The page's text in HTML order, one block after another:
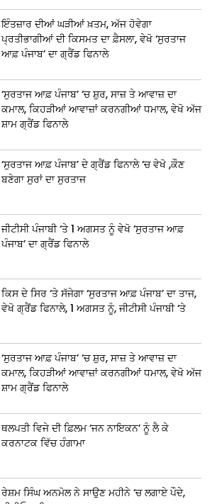
ਇੰਤਜ਼ਾਰ ਦੀਆਂ ਘੜੀਆਂ ਖ਼ਤਮ, ਅੱਜ ਹੋਵੇਗਾ
ਪ੍ਰਤੀਭਾਗੀਆਂ ਦੀ ਕਿਸਮਤ ਦਾ ਫ਼ੈਸਲਾ, ਵੇਖੋ ‘ਸੁਰਤਾਜ
ਆਫ਼ ਪੰਜਾਬ’ ਦਾ ਗ੍ਰੈਂਡ ਫਿਨਾਲੇ
‘ਸੁਰਤਾਜ ਆਫ਼ ਪੰਜਾਬ’ ‘ਚ ਸ਼ੁਰ, ਸਾਜ਼ ਤੇ ਆਵਾਜ਼ ਦਾ
ਕਮਾਲ, ਕਿਹੜੀਆਂ ਆਵਾਜ਼ਾਂ ਕਰਨਗੀਆਂ ਧਮਾਲ, ਵੇਖੋ ਅੱਜ
ਸ਼ਾਮ ਗ੍ਰੈਂਡ ਫਿਨਾਲੇ
‘ਸੁਰਤਾਜ ਆਫ਼ ਪੰਜਾਬ’ ਦੇ ਗ੍ਰੈਂਡ ਫਿਨਾਲੇ ‘ਚ ਵੇਖੋ ,ਕੌਣ
ਬਣੇਗਾ ਸੁਰਾਂ ਦਾ ਸੁਰਤਾਜ
ਜੀਟੀਸੀ ਪੰਜਾਬੀ ‘ਤੇ 1 ਅਗਸਤ ਨੂੰ ਵੇਖੋ ‘ਸੁਰਤਾਜ ਆਫ਼
ਪੰਜਾਬ’ ਦਾ ਗ੍ਰੈਂਡ ਫਿਨਾਲੇ
ਕਿਸ ਦੇ ਸਿਰ ‘ਤੇ ਸੱਜੇਗਾ ‘ਸੁਰਤਾਜ ਆਫ਼ ਪੰਜਾਬ’ ਦਾ ਤਾਜ,
ਵੇਖੋ ਗ੍ਰੈਂਡ ਫਿਨਾਲੇ, 1 ਅਗਸਤ ਨੂੰ, ਜੀਟੀਸੀ ਪੰਜਾਬੀ ‘ਤੇ
‘ਸੁਰਤਾਜ ਆਫ਼ ਪੰਜਾਬ’ ‘ਚ ਸ਼ੁਰ, ਸਾਜ਼ ਤੇ ਆਵਾਜ਼ ਦਾ
ਕਮਾਲ, ਕਿਹੜੀਆਂ ਆਵਾਜ਼ਾਂ ਕਰਨਗੀਆਂ ਧਮਾਲ, ਵੇਖੋ ਅੱਜ
ਸ਼ਾਮ ਗ੍ਰੈਂਡ ਫਿਨਾਲੇ
ਥਲਪਤੀ ਵਿਜੇ ਦੀ ਫ਼ਿਲਮ ‘ਜਨ ਨਾਇਕਨ’ ਨੂੰ ਲੈ ਕੇ
ਕਰਨਾਟਕ ਵਿੱਚ ਹੰਗਾਮਾ
ਰੇਸ਼ਮ ਸਿੰਘ ਅਨਮੋਲ ਨੇ ਸਾਉਣ ਮਹੀਨੇ ‘ਚ ਲਗਾਏ ਪੌਦੇ,